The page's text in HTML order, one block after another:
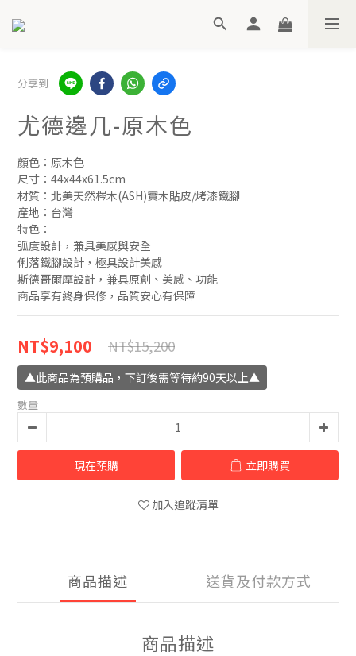
分享到
尤德邊几-原木色
顏色：原木色
尺寸：44x44x61.5cm
材質：北美天然梣木(ASH)實木貼皮/烤漆鐵腳
產地：台灣
特色：
弧度設計，兼具美感與安全
俐落鐵腳設計，極具設計美感
斯德哥爾摩設計，兼具原創、美感、功能
商品享有終身保修，品質安心有保障
NT$9,100 NT$15,200
▲此商品為預購品，下訂後需等待約90天以上▲
數量
現在預購 立即購買
加入追蹤清單
商品描述 送貨及付款方式
商品描述